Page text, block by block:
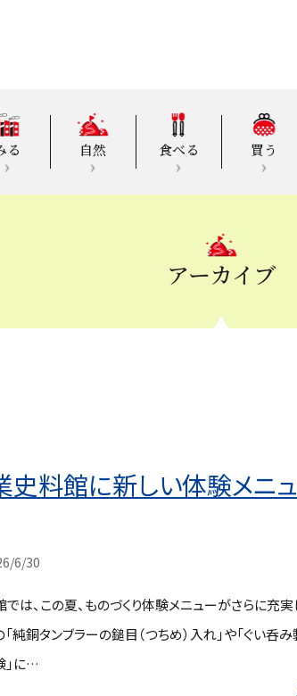
る 自然 食べる 買う
アーカイブ
史料館に新しい体験メニ
6/30
は、この夏、ものづくり体験メニューがさらに充実
純銅タンブラーの鎚目（つちめ）入れ」や「ぐい呑み
」に…